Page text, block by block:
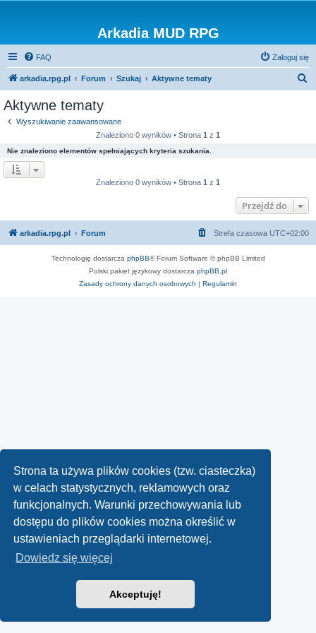
Strona ta używa plików cookies (tzw. ciasteczka)
w celach statystycznych, reklamowych oraz
funkcjonalnych. Warunki przechowywania lub
dostępu do plików cookies można określić w
ustawieniach przeglądarki internetowej.
Dowiedz się więcej
Akceptuję!
Arkadia MUD RPG
FAQ Zaloguj się
arkadia.rpg.pl Forum Szukaj Aktywne tematy
Aktywne tematy
Wyszukiwanie zaawansowane
Znaleziono 0 wyników • Strona 1 z 1
Nie znaleziono elementów spełniających kryteria szukania.
Znaleziono 0 wyników • Strona 1 z 1
Przejdź do
arkadia.rpg.pl Forum Strefa czasowa UTC+02:00
Technologię dostarcza phpBB® Forum Software © phpBB Limited
Polski pakiet językowy dostarcza phpBB.pl
Zasady ochrony danych osobowych | Regulamin